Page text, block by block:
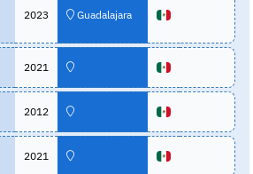
2023 Guadalajara
2021
2012
2021